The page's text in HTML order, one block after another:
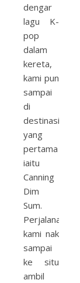
dengar
lagu K-
pop
dalam
kereta,
kami pun
sampai
di
destinasi
yang
pertama
iaitu
Canning
Dim
Sum.
Perjalanan
kami nak
sampai
ke situ
ambil